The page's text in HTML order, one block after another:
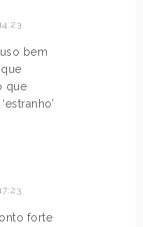
bem
que
forte